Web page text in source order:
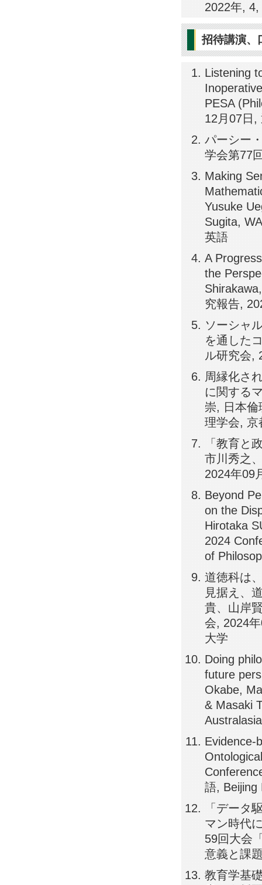
2022年,
招待講演、
Listening
PESA
12月07日,
パーシー
学会第77
Making
Yusuke
Sugita,
英語
A
the
究報告,
ソーシャ
を通した
ル研究会,
周縁化さ
に関する
崇, 日本
理学会, 京
「教育と
市川秀之
2024年09
Beyond
on the
Hirotaka
2024
of
道徳科は
見据え、
貴、山岸
会, 2024
大学
Doing
future
Okabe,
& Masaki
Evidence-
語, Beijing
「データ
マン時代
59回大会
意義と課
教育学基